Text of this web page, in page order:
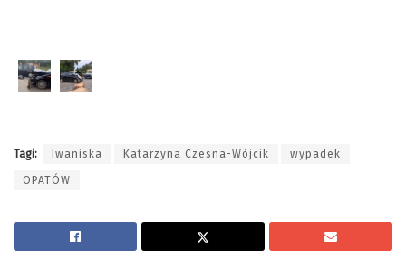
Tagi: Iwaniska Katarzyna Czesna-Wójcik wypadek
OPATÓW